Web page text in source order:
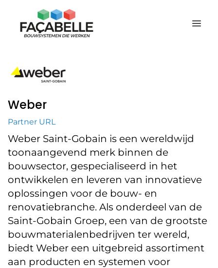
Weber
Partner URL
Weber Saint-Gobain is een wereldwijd
toonaangevend merk binnen de
bouwsector, gespecialiseerd in het
ontwikkelen en leveren van innovatieve
oplossingen voor de bouw- en
renovatiebranche. Als onderdeel van de
Saint-Gobain Groep, een van de grootste
bouwmaterialenbedrijven ter wereld,
biedt Weber een uitgebreid assortiment
aan producten en systemen voor